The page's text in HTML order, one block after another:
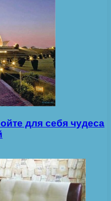
для себя чудеса